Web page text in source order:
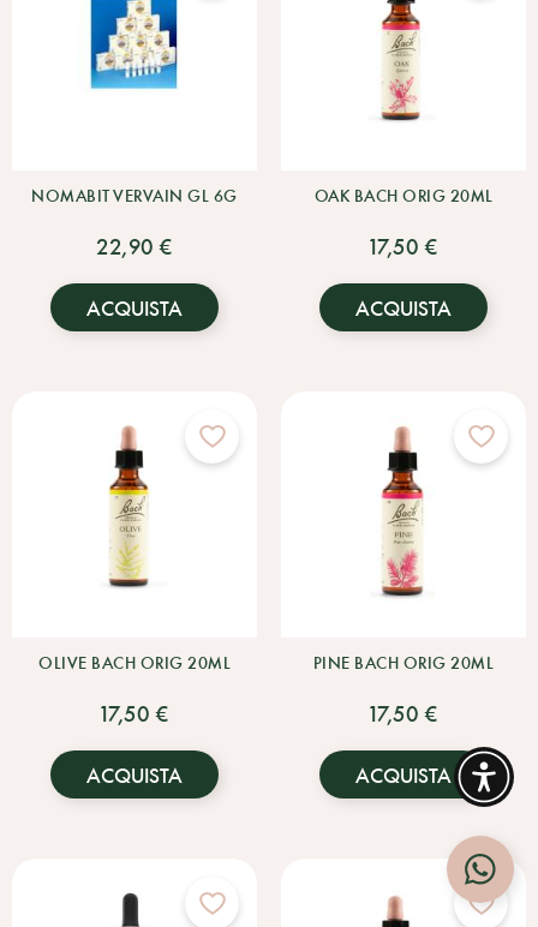
NOMABIT VERVAIN GL 6G
22,90 €
ACQUISTA
OAK BACH ORIG 20ML
17,50 €
ACQUISTA
OLIVE BACH ORIG 20ML
17,50 €
ACQUISTA
PINE BACH ORIG 20ML
17,50 €
ACQUISTA